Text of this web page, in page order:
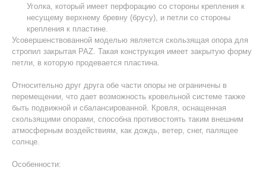
Уголка, который имеет перфорацию со стороны крепления к
несущему верхнему бревну (брусу), и петли со стороны
крепления к пластине.
Усовершенствованной моделью является скользящая опора для
стропил закрытая PAZ. Такая конструкция имеет закрытую форму
петли, в которую продевается пластина.
Относительно друг друга обе части опоры не ограничены в
перемещении, что дает возможность кровельной системе также
быть подвижной и сбалансированной. Кровля, оснащенная
скользящими опорами, способна противостоять таким внешним
атмосферным воздействиям, как дождь, ветер, снег, палящее
солнце.
Особенности: